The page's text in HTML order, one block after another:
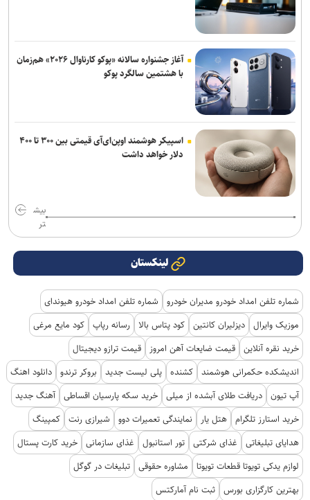
آغاز جشنواره سالانه «پوکو کارناوال ۲۰۲۶» هم‌زمان
با هشتمین سالگرد پوکو
اسپیکر هوشمند اوپن‌ای‌آی قیمتی بین ۳۰۰ تا ۴۰۰
دلار خواهد داشت
بیش
تر
لینکستان
شماره تلفن امداد خودرو مدیران خودرو
شماره تلفن امداد خودرو هیوندای
موزیک وایرال دیزلیران کانتین کود پتاس بالا رسانه رپاپ کود مایع مرغی
خرید نقره آنلاین قیمت ضایعات آهن امروز
قیمت ترازو دیجیتال
اندیشکده حکمرانی هوشمند کشنده پلی لیست جدید بروکر ترندو دانلود اهنگ
آپ تیون دریافت طلای آبشده از میلی خرید سکه پارسیان اقساطی آهنگ جدید
خرید استارز تلگرام هتل یار نمایندگی تعمیرات دوو شیرازی رنت کمپینگ
هدایای تبلیغاتی
غذای شرکتی تور استانبول غذای سازمانی خرید کارت پستال
لوازم یدکی تویوتا قطعات تویوتا
مشاوره حقوقی تبلیغات در گوگل
بهترین کارگزاری بورس ثبت نام آمارکتس